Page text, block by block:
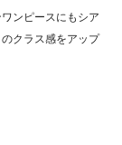
ンピースにもシア
クラス感をアップ